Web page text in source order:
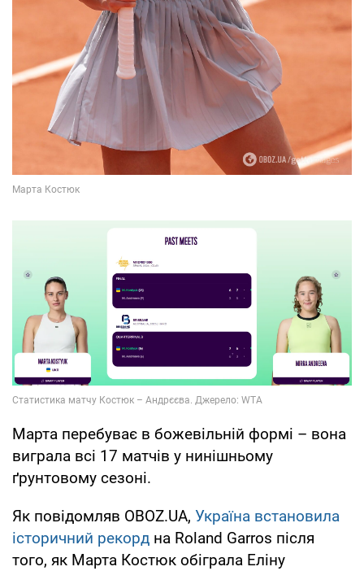
Марта перебуває в божевільній формі – вона
виграла всі 17 матчів у нинішньому
ґрунтовому сезоні.
Як повідомляв OBOZ.UA, Україна встановила
історичний рекорд на Roland Garros після
того, як Марта Костюк обіграла Еліну